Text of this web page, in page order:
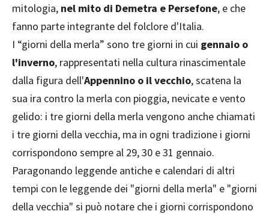
mitologia, nel mito di Demetra e Persefone, e che
fanno parte integrante del folclore d'Italia.
I “giorni della merla” sono tre giorni in cui gennaio o
l'inverno, rappresentati nella cultura rinascimentale
dalla figura dell'Appennino o il vecchio, scatena la
sua ira contro la merla con pioggia, nevicate e vento
gelido: i tre giorni della merla vengono anche chiamati
i tre giorni della vecchia, ma in ogni tradizione i giorni
corrispondono sempre al 29, 30 e 31 gennaio.
Paragonando leggende antiche e calendari di altri
tempi con le leggende dei "giorni della merla" e "giorni
della vecchia" si può notare che i giorni corrispondono